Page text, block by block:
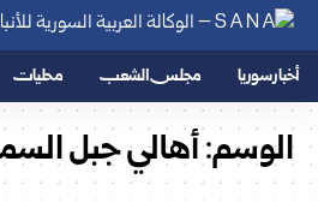
أخبار سوريا مجلس الشعب محليات
الوسم:أهالي جبل